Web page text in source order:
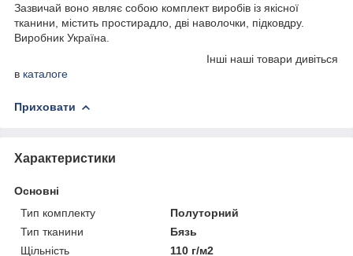
Зазвичай воно являє собою комплект виробів із якісної
тканини, містить простирадло, дві наволочки, підковдру.
Виробник Україна.
Інші наші товари дивіться
в каталоге
Приховати
Характеристики
Основні
Тип комплекту
Полуторний
Тип тканини
Бязь
Щільність
110 г/м2